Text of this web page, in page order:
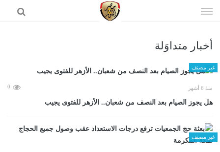
الى
أخبار متداوَلة
غير مصنف
منذ 6 أشهر 0
هل يجوز الصيام بعد النصف من شعبان.. الأزهر للفتوى يجيب
غير مصنف